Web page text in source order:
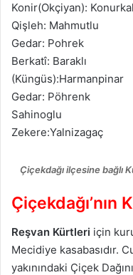
Konir(Okçiyan):
Qişleh: Mahmutlu
Gedar: Pohrek
Berkatî: Baraklı
(Küngüs):Harmanpinar
Gedar: Pöhrenk
Sahinoglu
Zekere:Yalnizagaç
Çiçekdağı ilçesine bağlı
Çiçekdağı’nın
Reşvan Kürtleri için
Mecidiye kasabasıdır.
yakınındaki Çiçek